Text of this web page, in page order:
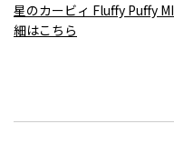
星のカービィ Fluffy Puffy
細はこちら